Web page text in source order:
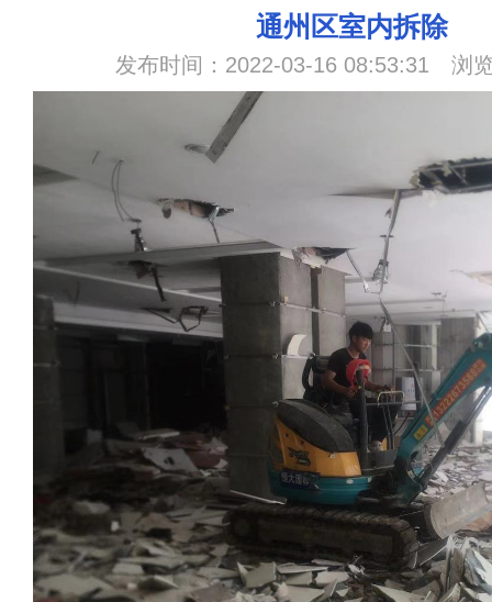
通州区室内拆除
发布时间：2022-03-16 08:53:31 浏